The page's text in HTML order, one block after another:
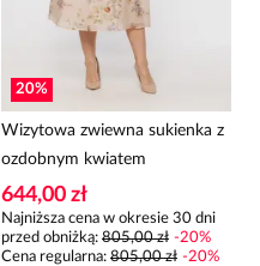
20%
Wizytowa zwiewna sukienka z
ozdobnym kwiatem
644,00 zł
Najniższa cena w okresie 30 dni
przed obniżką: 805,00 zł -20%
Cena regularna: 805,00 zł -20%